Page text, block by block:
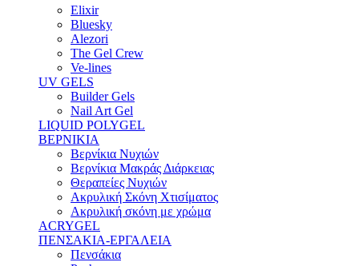
Elixir
Bluesky
Alezori
The Gel Crew
Ve-lines
UV GELS
Builder Gels
Nail Art Gel
LIQUID POLYGEL
ΒΕΡΝΙΚΙΑ
Βερνίκια Νυχιών
Βερνίκια Μακράς Διάρκειας
Θεραπείες Νυχιών
Ακρυλική Σκόνη Χτισίματος
Ακρυλική σκόνη με χρώμα
ACRYGEL
ΠΕΝΣΑΚΙΑ-ΕΡΓΑΛΕΙΑ
Πενσάκια